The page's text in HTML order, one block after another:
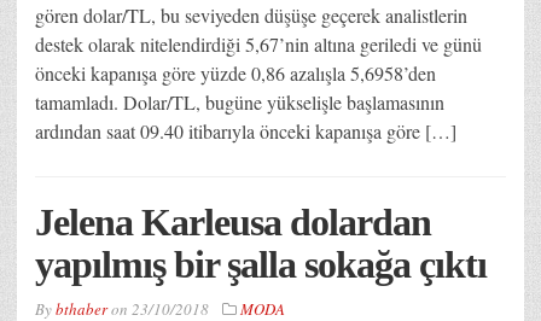
gören dolar/TL, bu seviyeden düşüşe geçerek analistlerin
destek olarak nitelendirdiği 5,67’nin altına geriledi ve günü
önceki kapanışa göre yüzde 0,86 azalışla 5,6958’den
tamamladı. Dolar/TL, bugüne yükselişle başlamasının
ardından saat 09.40 itibarıyla önceki kapanışa göre […]
Jelena Karleusa dolardan
yapılmış bir şalla sokağa çıktı
Bybthaberon 23/10/2018 MODA